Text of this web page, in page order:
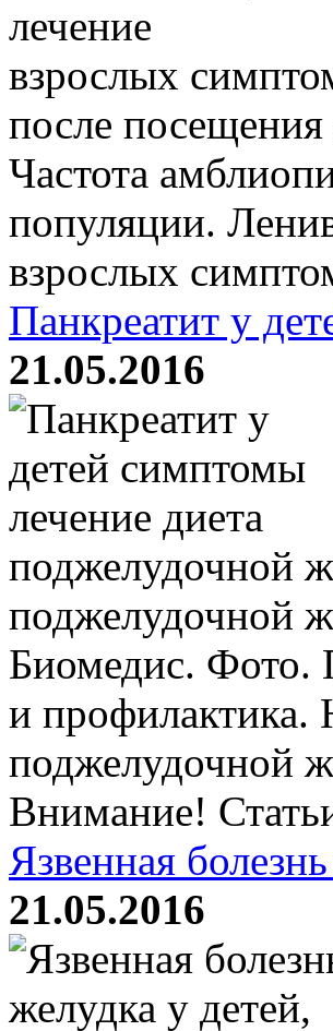
взрослых
после посещения
Частота
популяции.
взрослых
Панкреатит у
21.05.2016
поджелудочной
поджелудочной
Биомедис. Фото.
и профилактика.
поджелудочной
Внимание!
Язвенная
21.05.2016